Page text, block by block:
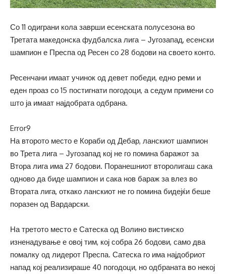
Со 11 одиграни кола заврши есенската полусезона во
Третата македонска фудбалска лига – Југозапад, есенски
шампион е Преспа од Ресен со 28 бодови на своето конто.
Ресенчани имаат учинок од девет победи, едно реми и
еден проаз со 15 постигнати погодоци, а седум примени со
што ја имаат најдобрата одбрана.
Error9
На второто место е Кораби од Дебар, ланскиот шампион
во Трета лига – Југозапад кој не го помина баражот за
Втора лига има 27 бодови. Поранешниот второлигаш сака
одново да биде шампион и сака нов бараж за влез во
Втората лига, откако ланскиот не го помина бидејќи беше
поразен од Вардарски.
На третото место е Сатеска од Волино вистинско
изненадување е овој тим, кој собра 26 бодови, само два
помалку од лидерот Преспа. Сатеска го има најдобриот
напад кој реализираше 40 погодоци, но одбраната во некој